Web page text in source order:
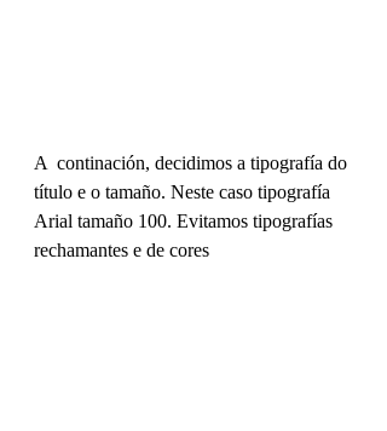
A  continación, decidimos a tipografía do
título e o tamaño. Neste caso tipografía
Arial tamaño 100. Evitamos tipografías
rechamantes e de cores